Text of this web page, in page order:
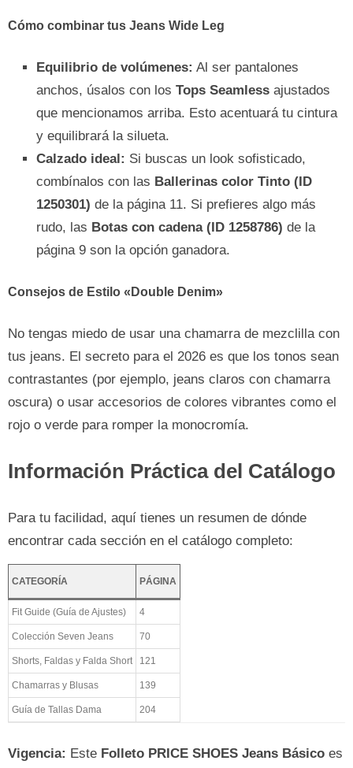
Cómo combinar tus Jeans Wide Leg
Equilibrio de volúmenes: Al ser pantalones
anchos, úsalos con los Tops Seamless ajustados
que mencionamos arriba. Esto acentuará tu cintura
y equilibrará la silueta.
Calzado ideal: Si buscas un look sofisticado,
combínalos con las Ballerinas color Tinto (ID
1250301) de la página 11. Si prefieres algo más
rudo, las Botas con cadena (ID 1258786) de la
página 9 son la opción ganadora.
Consejos de Estilo «Double Denim»
No tengas miedo de usar una chamarra de mezclilla con
tus jeans. El secreto para el 2026 es que los tonos sean
contrastantes (por ejemplo, jeans claros con chamarra
oscura) o usar accesorios de colores vibrantes como el
rojo o verde para romper la monocromía.
Información Práctica del Catálogo
Para tu facilidad, aquí tienes un resumen de dónde
encontrar cada sección en el catálogo completo:
CATEGORÍA PÁGINA
Fit Guide (Guía de Ajustes) 4
Colección Seven Jeans 70
Shorts, Faldas y Falda Short 121
Chamarras y Blusas 139
Guía de Tallas Dama 204
Vigencia: Este Folleto PRICE SHOES Jeans Básico es